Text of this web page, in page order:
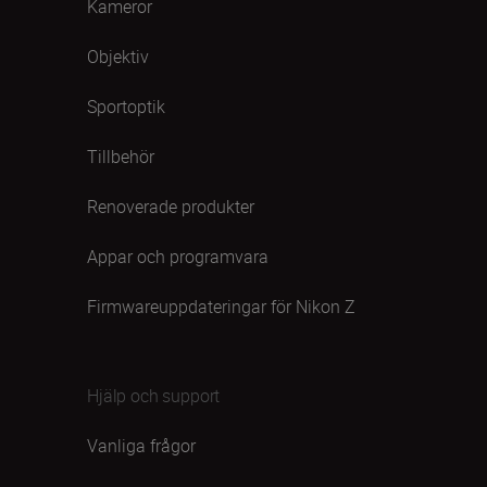
Kameror
Objektiv
Sportoptik
Tillbehör
Renoverade produkter
Appar och programvara
Firmwareuppdateringar för Nikon Z
Hjälp och support
Vanliga frågor